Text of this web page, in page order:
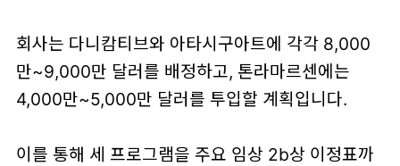
회사는 다니캄티브와 아타시구아트에 각각 8,000
만~9,000만 달러를 배정하고, 톤라마르센에는
4,000만~5,000만 달러를 투입할 계획입니다.
이를 통해 세 프로그램을 주요 임상 2b상 이정표까